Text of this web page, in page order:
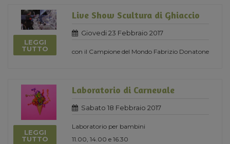
LEGGI
TUTTO
Live Show Scultura di Ghiaccio
Giovedi 23 Febbraio 2017
con il Campione del Mondo Fabrizio Donatone
LEGGI
TUTTO
Laboratorio di Carnevale
Sabato 18 Febbraio 2017
Laboratorio per bambini
11.00, 14.00 e 16.30